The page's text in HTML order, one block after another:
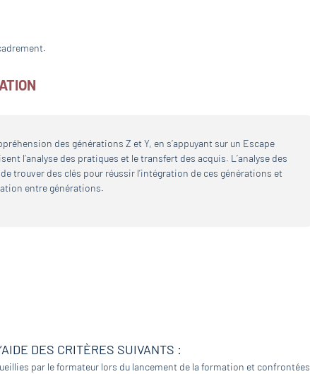
des générations Z et Y, en s’appuyant sur un Escape
l’analyse des pratiques et le transfert des acquis. L’analyse des
trouver des clés pour réussir l’intégration de ces générations et
entre générations.
DES CRITÈRES SUIVANTS :
par le formateur lors du lancement de la formation et confrontées